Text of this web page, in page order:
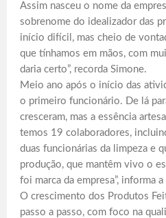
Assim nasceu o nome da
sobrenome do idealizador das
início difícil, mas cheio de
que tínhamos em mãos, com
daria certo”, recorda Simone.
Meio ano após o início das
o primeiro funcionário. De lá
cresceram, mas a essência
temos 19 colaboradores,
duas funcionárias da limpeza e
produção, que mantêm vivo o
foi marca da empresa”, informa
O crescimento dos Produtos
passo a passo, com foco na